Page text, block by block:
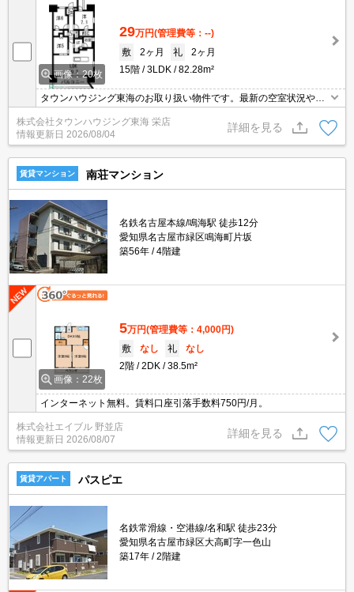
画像：20枚
29万円(管理費等：--)
敷
2ヶ月 礼
2ヶ月
15階
3LDK 82.28m²
タウンハウジング東海のお取り扱い物件です。最新の空室状況やの
詳細などお気軽にお問い合わせ下さい。
株式会社タウンハウジング東海 栄店
情報更新日 2026/08/04
詳細を見る
賃貸マンション 南荘マンション
名鉄名古屋本線/鳴海駅 徒歩12分
愛知県名古屋市緑区鳴海町片坂
築56年
4階建
画像：22枚
5万円(管理費等：4,000円)
敷
なし 礼
なし
2階
2DK 38.5m²
インターネット無料。賃料口座引落手数料750円/月。
株式会社エイブル 野並店
情報更新日 2026/08/07
詳細を見る
賃貸アパート パスピエ
名鉄常滑線・空港線/名和駅 徒歩23分
愛知県名古屋市緑区大高町字一色山
築17年
2階建